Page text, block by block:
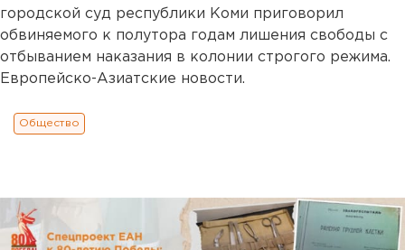
городской суд республики Коми приговорил
обвиняемого к полутора годам лишения свободы с
отбыванием наказания в колонии строгого режима.
Европейско-Азиатские новости.
Общество